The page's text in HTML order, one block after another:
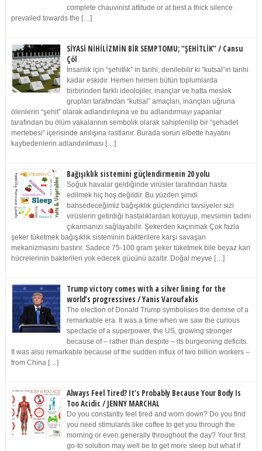
complete chauvinist attitude or at best a thick silence
prevailed towards the […]
SİYASİ NİHİLİZMİN BİR SEMPTOMU; “ŞEHİTLİK” / Cansu
Çöl
İnsanlık için “şehitlik” in tarihi, denilebilir ki “kutsal”ın tarihi
kadar eskidir. Hemen hemen bütün toplumlarda
birbirinden farklı ideolojiler, inançlar ve hatta meslek
grupları tarafından “kutsal” amaçları, inançları uğruna
ölenlerin “şehit” olarak adlandırılışına ve bu adlandırmayı yapanlar
tarafından bu ölüm vakalarının sembolik olarak sahiplenilip bir “şehadet
mertebesi” içerisinde anılışına rastlanır. Burada sorun elbette hayatını
kaybedenlerin adlandırılması […]
Bağışıklık sistemini güçlendirmenin 20 yolu
Soğuk havalar geldiğinde virüsler tarafından hasta
edilmek hiç hoş değildir. Bu yüzden şimdi
bahsedeceğimiz bağışıklık güçlendirici tavsiyeler sizi
virüslerin getirdiği hastalıklardan koruyup, mevsimin tadını
çıkarmanızı sağlayabilir. Şekerden kaçınmak Çok fazla
şeker tüketmek bağışıklık sisteminin bakterilere karşı savaşan
mekanizmasını bastırır. Sadece 75-100 gram şeker tüketmek bile beyaz kan
hücrelerinin bakterileri yok edecek gücünü azaltır. Doğal meyve […]
Trump victory comes with a silver lining for the
world’s progressives / Yanis Varoufakis
The election of Donald Trump symbolises the demise of a
remarkable era. It was a time when we saw the curious
spectacle of a superpower, the US, growing stronger
because of – rather than despite – its burgeoning deficits.
It was also remarkable because of the sudden influx of two billion workers –
from China […]
Always Feel Tired? It’s Probably Because Your Body Is
Too Acidic / JENNY MARCHAL
Do you constantly feel tired and worn down? Do you find
you need stimulants like coffee to get you through the
morning or even generally throughout the day? Your first
go-to solution may well be to get more sleep but what if